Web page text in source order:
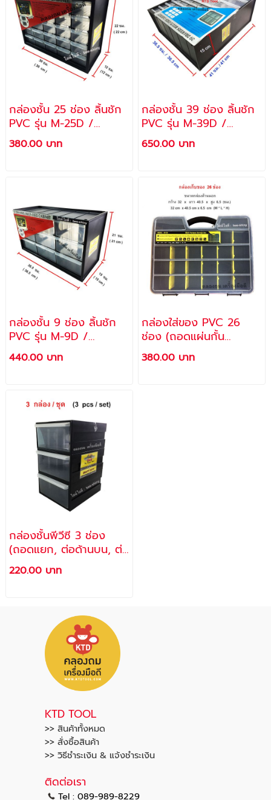
กล่องชั้น 25 ช่อง ลิ้นชัก
PVC รุ่น M-25D /
ALLWAYS
380.00 บาท
กล่องชั้น 39 ช่อง ลิ้นชัก
PVC รุ่น M-39D /
ALLWAYS
650.00 บาท
กล่องชั้น 9 ช่อง ลิ้นชัก
PVC รุ่น M-9D /
ALLWAYS
440.00 บาท
กล่องใส่ของ PVC 26
ช่อง (ถอดแผ่นกั้น
พลาสติกออกได้) รุ่น M-
26
380.00 บาท
กล่องชั้นพีวีซี 3 ช่อง
(ถอดแยก, ต่อด้านบน, ต่อ
ด้านข้างได้) รุ่น M-168D
220.00 บาท
KTD TOOL
>> สินค้าทั้งหมด
>> สั่งซื้อสินค้า
>> วิธีชำระเงิน & แจ้งชำระเงิน
ติดต่อเรา
Tel : 089-989-8229